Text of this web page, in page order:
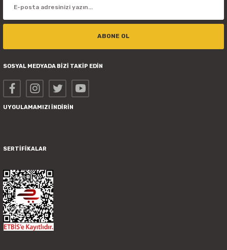
ABONE OL
SOSYAL MEDYADA BİZİ TAKİP EDİN
UYGULAMAMIZI İNDİRİN
SERTİFİKALAR